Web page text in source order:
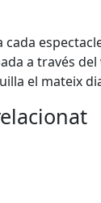
cada
a través
el mateix